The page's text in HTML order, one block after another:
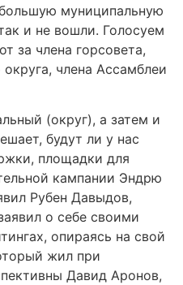
муниципальную
и не вошли. Голосуем
за члена горсовета,
округа, члена Ассамблеи
(округ), а затем и
будут ли у нас
площадки для
кампании Эндрю
Рубен Давыдов,
о себе своими
опираясь на свой
жил при
Давид Аронов,